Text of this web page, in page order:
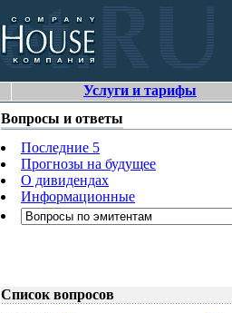
Услуги и тарифы
Вопросы и ответы
Последние 5
Прогнозы на будущее
О дивидендах
Информационные
Список вопросов